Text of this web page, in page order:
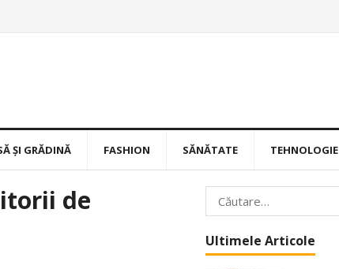
ȘI GRĂDINĂ FASHION SĂNĂTATE TEHNOLOGIE
de
Caută
după:
Ultimele Articole